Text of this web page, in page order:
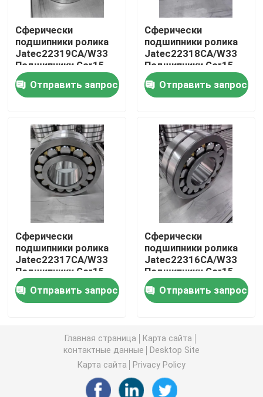
Связаться с нами
Новости
Случаи
Промышленный подшипник ролика
Сферически подшипник ролика
Глубокий шарикоподшипник паза
Цилиндрический подшипник ролика
Подшипники сплющенного ролика точности
Подшипники машинного оборудования
Подшипники машинного оборудования ткани
Сферически
подшипники ролика
Jatec22319CA/W33
Подшипники Gcr15
Китай 95×200×67
вентилятора
Отправить запрос
Сферически
подшипники ролика
Jatec22318CA/W33
Подшипники Gcr15
Китай 90×190×64
вентилятора
Отправить запрос
Сферически
подшипники ролика
Jatec22317CA/W33
Подшипники Gcr15
Китай 85×180×60
вентилятора
Отправить запрос
Сферически
подшипники ролика
Jatec22316CA/W33
Подшипники Gcr15
Китай вентилятора
80×170×58
Отправить запрос
Главная страница
Карта сайта
контактные данные
Desktop Site
Карта сайта
Privacy Policy